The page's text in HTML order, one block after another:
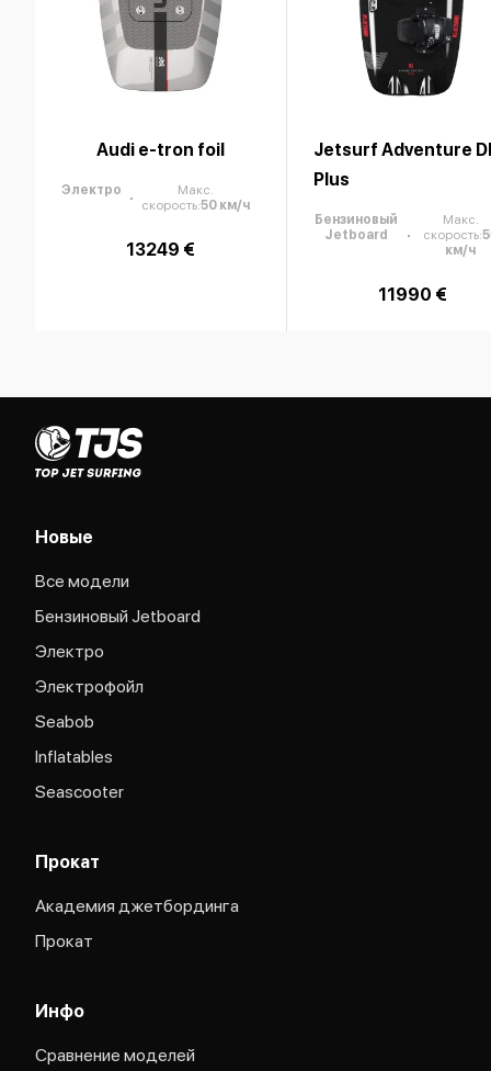
Audi e-tron foil
Электро
Макс.
скорость:50 км/ч
13249 €
Jetsurf Adventure
Plus
Бензиновый
Jetboard
Макс.
скорость:
км/ч
11990 €
Новые
Все модели
Бензиновый Jetboard
Электро
Электрофойл
Seabob
Inflatables
Seascooter
Прокат
Академия джетбординга
Прокат
Инфо
Сравнение моделей